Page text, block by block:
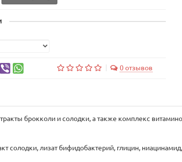
0 отзывов
брокколи и солодки, а также комплекс
солодки, лизат бифидобактерий, глицин,